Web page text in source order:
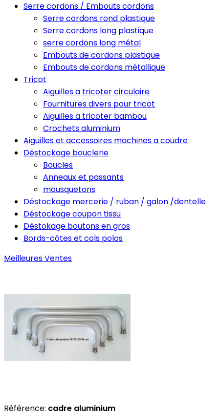
Serre cordons / Embouts cordons
Serre cordons rond plastique
Serre cordons long plastique
serre cordons long métal
Embouts de cordons plastique
Embouts de cordons métallique
Tricot
Aiguilles a tricoter circulaire
Fournitures divers pour tricot
Aiguilles a tricoter bambou
Crochets aluminium
Aiguilles et accessoires machines a coudre
Déstockage bouclerie
Boucles
Anneaux et passants
mousquetons
Déstockage mercerie / ruban / galon /dentelle
Déstockage coupon tissu
Dèstokage boutons en gros
Bords-côtes et cols polos
Meilleures Ventes
Référence: cadre aluminium